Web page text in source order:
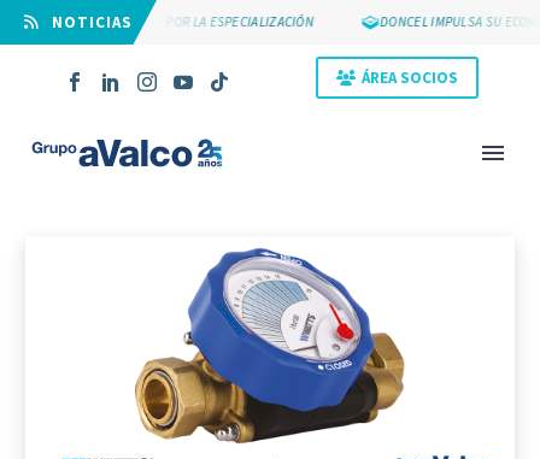
⠀NOTICIAS
SUYCAL 2000 APUESTA POR LA ESPECIALIZACIÓN DONCEL IMPULSA SU
ÁREA SOCIOS